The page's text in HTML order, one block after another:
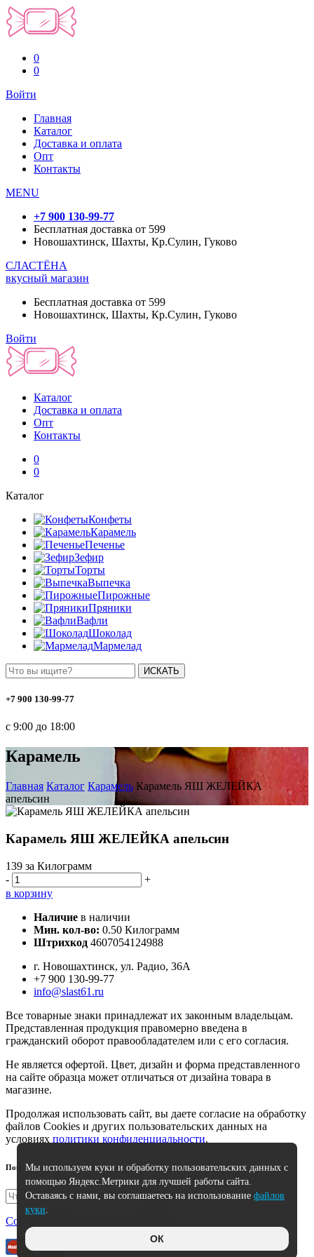
0
0
Войти
Главная
Каталог
Доставка и оплата
Опт
Контакты
MENU
+7 900 130-99-77
Бесплатная доставка от 599
Новошахтинск, Шахты, Кр.Сулин, Гуково
СЛАСТЁНА
вкусный магазин
Бесплатная доставка от 599
Новошахтинск, Шахты, Кр.Сулин, Гуково
Войти
Каталог
Доставка и оплата
Опт
Контакты
0
0
Каталог
Конфеты
Карамель
Печенье
Зефир
Торты
Выпечка
Пирожные
Пряники
Вафли
Шоколад
Мармелад
ИСКАТЬ
+7 900 130-99-77
с 9:00 до 18:00
Карамель
Главная Каталог Карамель Карамель ЯШ ЖЕЛЕЙКА
апельсин
Карамель ЯШ ЖЕЛЕЙКА апельсин
139 за Килограмм
-
+
в корзину
Наличие в наличии
Мин. кол-во: 0.50 Килограмм
Штрихкод 4607054124988
г. Новошахтинск, ул. Радио, 36А
+7 900 130-99-77
info@slast61.ru
Все товарные знаки принадлежат их законным владельцам.
Представленная продукция правомерно введена в
гражданский оборот правообладателем или с его согласия.
Не является офертой. Цвет, дизайн и форма представленного
на сайте образца может отличаться от дизайна товара в
магазине.
Продолжая использовать сайт, вы даете согласие на обработку
файлов Cookies и других пользовательских данных на
условиях политики конфиденциальности.
Поиск
Искать
Colorlib
Мы используем куки и обработку пользовательских данных с
помощью Яндекс.Метрики для лучшей работы сайта.
Оставаясь с нами, вы соглашаетесь на использование файлов
куки.
ОК